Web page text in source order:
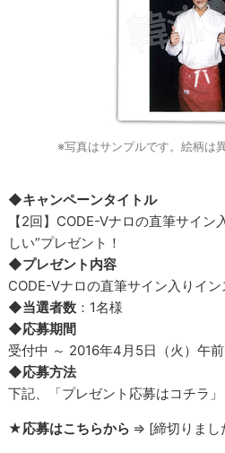
※写真はサンプルです。絵柄は
◆キャンペーンタイトル
【2回】CODE-Vナロの直筆サイン
しい”プレゼント！
◆プレゼント内容
CODE-Vナロの直筆サイン入りイ
◆当選者数 ：1名様
◆応募期間
受付中 ～ 2016年4月5日（火）午
◆応募方法
下記、「プレゼント応募はコチラ
★応募はこちらから ⇒ [締切りまし